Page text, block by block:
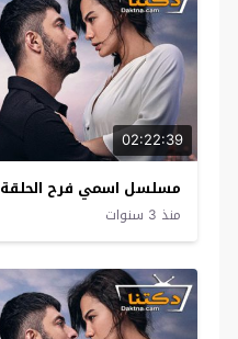
02:22:39
مسلسل اسمي فرح الحلقة 7 مترجم للعربية
منذ 3 سنوات